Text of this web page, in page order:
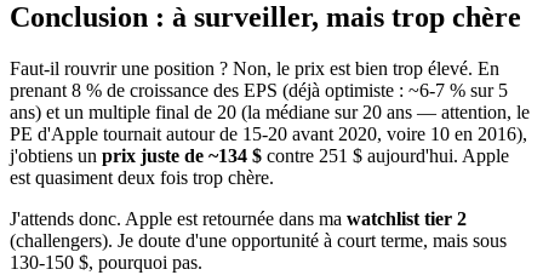
Conclusion : à surveiller, mais trop chère
Faut-il rouvrir une position ? Non, le prix est bien trop élevé. En
prenant 8 % de croissance des EPS (déjà optimiste : ~6-7 % sur 5
ans) et un multiple final de 20 (la médiane sur 20 ans — attention, le
PE d'Apple tournait autour de 15-20 avant 2020, voire 10 en 2016),
j'obtiens un prix juste de ~134 $ contre 251 $ aujourd'hui. Apple
est quasiment deux fois trop chère.
J'attends donc. Apple est retournée dans ma watchlist tier 2
(challengers). Je doute d'une opportunité à court terme, mais sous
130-150 $, pourquoi pas.